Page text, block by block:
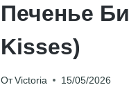
Печенье
Kisses)
От Victoria 15/05/2026